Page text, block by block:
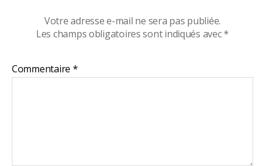
Votre adresse e-mail ne sera pas publiée.
Les champs obligatoires sont indiqués avec*
Commentaire *